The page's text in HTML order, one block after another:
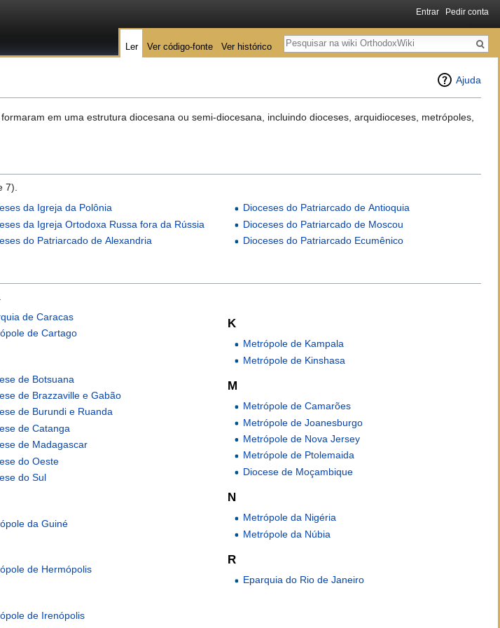
Ajuda
em uma estrutura diocesana ou semi-diocesana, incluindo dioceses, arquidioceses, metrópoles,
7).
da Igreja da Polônia
da Igreja Ortodoxa Russa fora da Rússia
do Patriarcado de Alexandria
Dioceses do Patriarcado de Antioquia
Dioceses do Patriarcado de Moscou
Dioceses do Patriarcado Ecumênico
de Caracas
de Cartago
de Botsuana
de Brazzaville e Gabão
de Burundi e Ruanda
de Catanga
de Madagascar
do Oeste
do Sul
da Guiné
de Hermópolis
de Irenópolis
K
Metrópole de Kampala
Metrópole de Kinshasa
M
Metrópole de Camarões
Metrópole de Joanesburgo
Metrópole de Nova Jersey
Metrópole de Ptolemaida
Diocese de Moçambique
N
Metrópole da Nigéria
Metrópole da Núbia
R
Eparquia do Rio de Janeiro
Entrar Pedir conta
Ler Ver código-fonte Ver histórico
Pesquisa